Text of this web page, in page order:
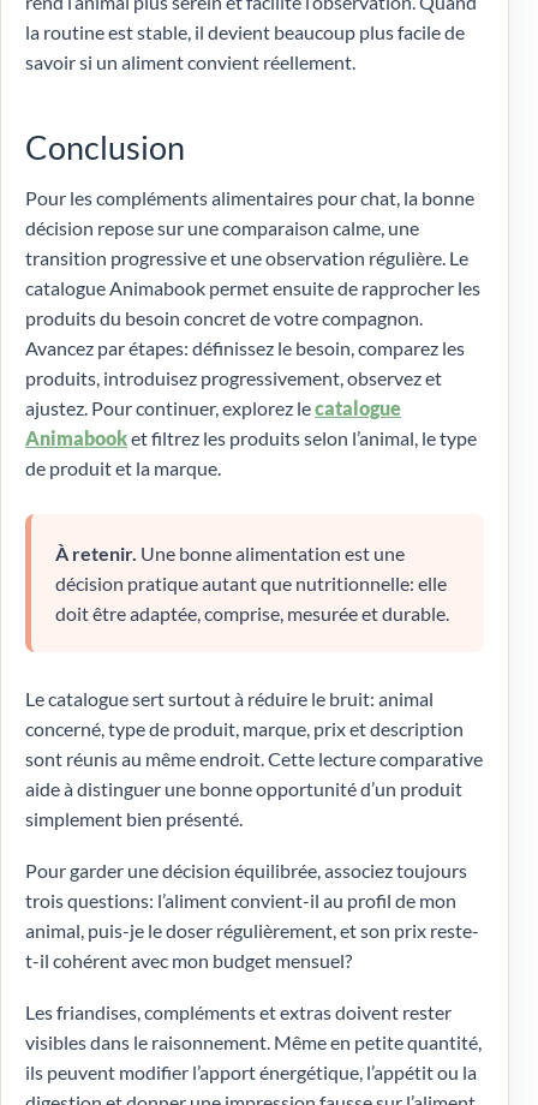
la routine est stable, il devient beaucoup plus facile de
savoir si un aliment convient réellement.
Conclusion
Pour les compléments alimentaires pour chat, la bonne
décision repose sur une comparaison calme, une
transition progressive et une observation régulière. Le
catalogue Animabook permet ensuite de rapprocher les
produits du besoin concret de votre compagnon.
Avancez par étapes: définissez le besoin, comparez les
produits, introduisez progressivement, observez et
ajustez. Pour continuer, explorez lecatalogue
Animabooket filtrez les produits selon l’animal, le type
de produit et la marque.
À retenir. Une bonne alimentation est une
décision pratique autant que nutritionnelle: elle
doit être adaptée, comprise, mesurée et durable.
Le catalogue sert surtout à réduire le bruit: animal
concerné, type de produit, marque, prix et description
sont réunis au même endroit. Cette lecture comparative
aide à distinguer une bonne opportunité d’un produit
simplement bien présenté.
Pour garder une décision équilibrée, associez toujours
trois questions: l’aliment convient-il au profil de mon
animal, puis-je le doser régulièrement, et son prix reste-
t-il cohérent avec mon budget mensuel?
Les friandises, compléments et extras doivent rester
visibles dans le raisonnement. Même en petite quantité,
ils peuvent modifier l’apport énergétique, l’appétit ou la